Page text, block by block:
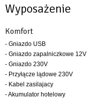
Wyposażenie
Komfort
- Gniazdo USB
- Gniazdo zapalniczkowe 12V
- Gniazdo 230V
- Przyłącze lądowe 230V
- Kabel zasilajacy
- Akumulator hotelowy